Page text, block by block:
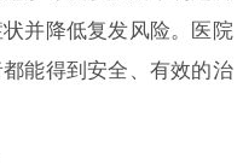
并降低复发风险。医院
能得到安全、有效的治